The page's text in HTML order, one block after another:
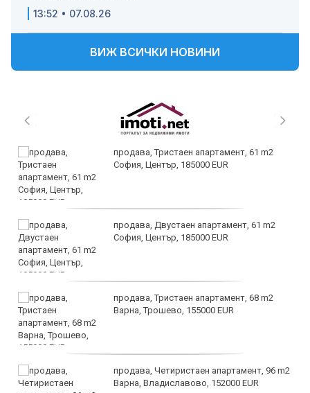
13:52 • 07.08.26
ВИЖ ВСИЧКИ НОВИНИ
продава, Тристаен апартамент, 61 m2
София, Център, 185000 EUR
продава, Двустаен апартамент, 61 m2
София, Център, 185000 EUR
продава, Тристаен апартамент, 68 m2
Варна, Трошево, 155000 EUR
продава, Четиристаен апартамент, 96 m2
Варна, Владиславово, 152000 EUR